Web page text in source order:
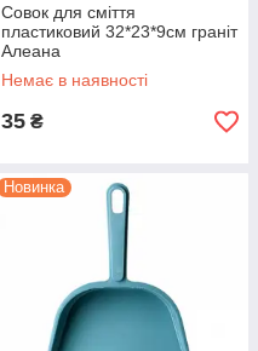
Совок для сміття
пластиковий 32*23*9см граніт
Алеана
Немає в наявності
35 ₴
Новинка